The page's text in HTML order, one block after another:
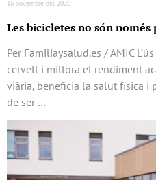
16 novembre del 2020
Les bicicletes no són només
Per Familiaysalud.es / AMIC
cervell i millora el rendiment
viària, beneficia la salut física i
de ser …